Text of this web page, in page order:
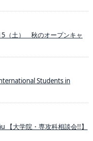
（土） 秋のオープンキャ
Students in
大学院・専攻科相談会!!】